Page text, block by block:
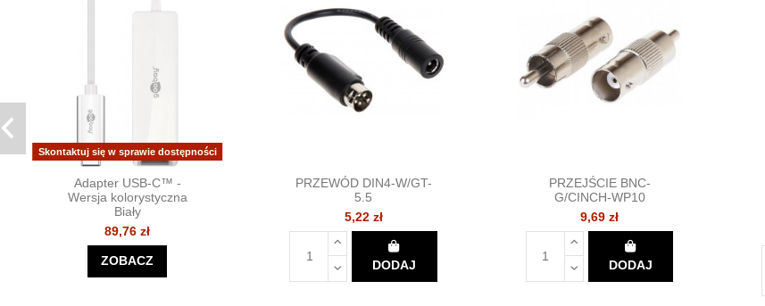
Skontaktuj się w sprawie dostępności
Adapter USB-C™ -
Wersja kolorystyczna
Biały
89,76 zł
ZOBACZ
PRZEWÓD DIN4-W/GT-
5.5
5,22 zł
DODAJ
PRZEJŚCIE BNC-
G/CINCH-WP10
9,69 zł
DODAJ